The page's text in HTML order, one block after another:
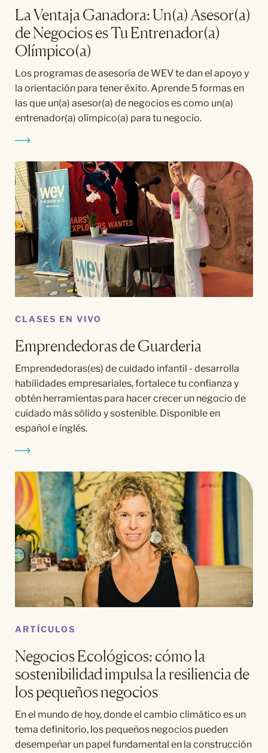
La Ventaja Ganadora: Un(a) Asesor(a)
de Negocios es Tu Entrenador(a)
Olímpico(a)
Los programas de asesoría de WEV te dan el apoyo y
la orientación para tener éxito. Aprende 5 formas en
las que un(a) asesor(a) de negocios es como un(a)
entrenador(a) olímpico(a) para tu negocio.
CLASES EN VIVO
Emprendedoras de Guarderia
Emprendedoras(es) de cuidado infantil - desarrolla
habilidades empresariales, fortalece tu confianza y
obtén herramientas para hacer crecer un negocio de
cuidado más sólido y sostenible. Disponible en
español e inglés.
ARTÍCULOS
Negocios Ecológicos: cómo la
sostenibilidad impulsa la resiliencia de
los pequeños negocios
En el mundo de hoy, donde el cambio climático es un
tema definitorio, los pequeños negocios pueden
desempeñar un papel fundamental en la construcción